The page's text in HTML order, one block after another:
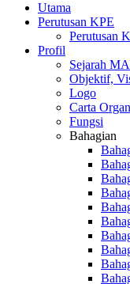
Utama
Perutusan KPE
Perutusan
Profil
Sejarah
Objektif,
Logo
Carta
Fungsi
Bahagian